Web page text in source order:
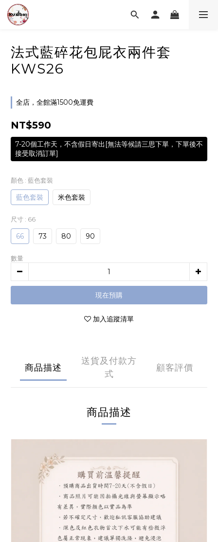
法式藍碎花包屁衣兩件套
KWS26
全店，全館滿1500免運費
NT$590
7-20個工作天，不含假日寄出[無法等候請三思下單，下單後不
接受取消訂單]
顏色 : 藍色套裝
藍色套裝 米色套裝
尺寸 : 66
66 73 80 90
數量
現在預購
加入追蹤清單
商品描述
送貨及付款方
式
顧客評價
商品描述